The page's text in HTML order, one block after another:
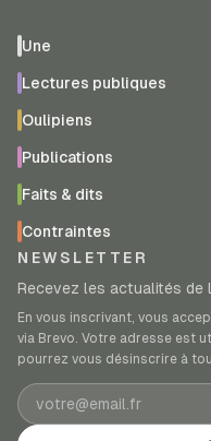
Une
Lectures publiques
Oulipiens
Publications
Faits & dits
Contraintes
NEWSLETTER
Recevez les actualités de
En vous inscrivant, vous
via Brevo. Votre adresse est
pourrez vous désinscrire à
Adresse e-mail